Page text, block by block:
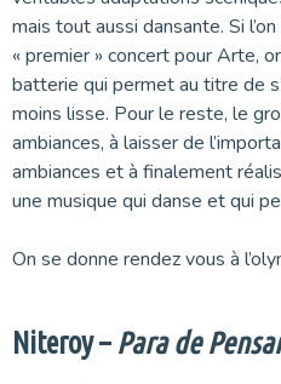
mais tout aussi dansante. Si
« premier » concert pour Arte,
batterie qui permet au titre de
moins lisse. Pour le reste, le
ambiances, à laisser de
ambiances et à finalement
une musique qui danse et qui
On se donne rendez vous à
Niteroy – Para de